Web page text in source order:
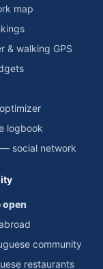
map
& walking GPS
logbook
social network
open
community
restaurants